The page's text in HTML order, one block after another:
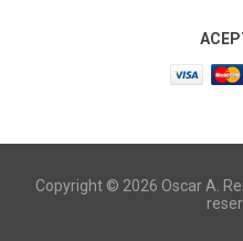
Copyright © 2026 Oscar A.